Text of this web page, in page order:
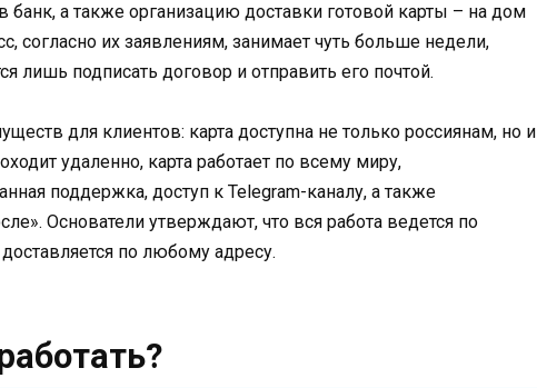
а также организацию доставки готовой карты – на дом
согласно их заявлениям, занимает чуть больше недели,
лишь подписать договор и отправить его почтой.
для клиентов: карта доступна не только россиянам, но и
удаленно, карта работает по всему миру,
поддержка, доступ к Telegram-каналу, а также
Основатели утверждают, что вся работа ведется по
по любому адресу.